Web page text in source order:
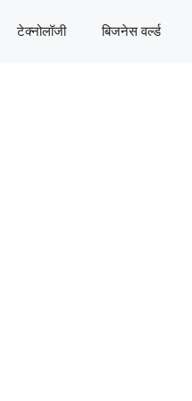
टेक्नोलॉजी बिजनेस वर्ल्ड